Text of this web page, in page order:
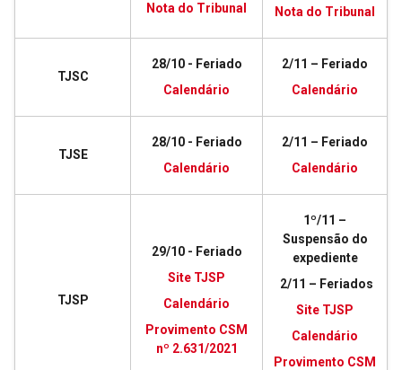
Nota do Tribunal
Nota do Tribunal
TJSC
28/10 - Feriado
Calendário
2/11 – Feriado
Calendário
TJSE
28/10 - Feriado
Calendário
2/11 – Feriado
Calendário
TJSP
29/10 - Feriado
Site TJSP
Calendário
Provimento CSM
nº 2.631/2021
1º/11 –
Suspensão do
expediente
2/11 – Feriados
Site TJSP
Calendário
Provimento CSM